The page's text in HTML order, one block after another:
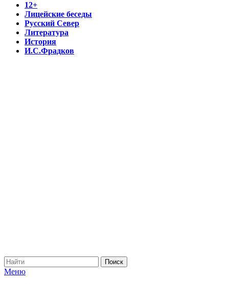
12+
Лицейские беседы
Русский Север
Литература
История
И.С.Фрадков
Меню